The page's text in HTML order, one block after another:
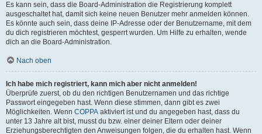
Es kann sein, dass die Board-Administration die Registrierung komplett
ausgeschaltet hat, damit sich keine neuen Benutzer mehr anmelden können.
Es könnte auch sein, dass deine IP-Adresse oder der Benutzername, mit dem
du dich registrieren möchtest, gesperrt wurden. Um Hilfe zu erhalten, wende
dich an die Board-Administration.
Nach oben
Ich habe mich registriert, kann mich aber nicht anmelden!
Überprüfe zuerst, ob du den richtigen Benutzernamen und das richtige
Passwort eingegeben hast. Wenn diese stimmen, dann gibt es zwei
Möglichkeiten. Wenn COPPA aktiviert ist und du angegeben hast, dass du
unter 13 Jahre alt bist, musst du bzw. einer deiner Eltern oder deiner
Erziehungsberechtigten den Anweisungen folgen, die du erhalten hast. Wenn